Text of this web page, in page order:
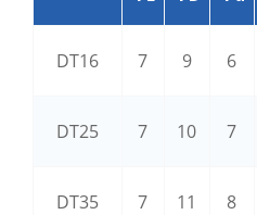
DT16 7 9 6
DT25 7 10 7
DT35 7 11 8